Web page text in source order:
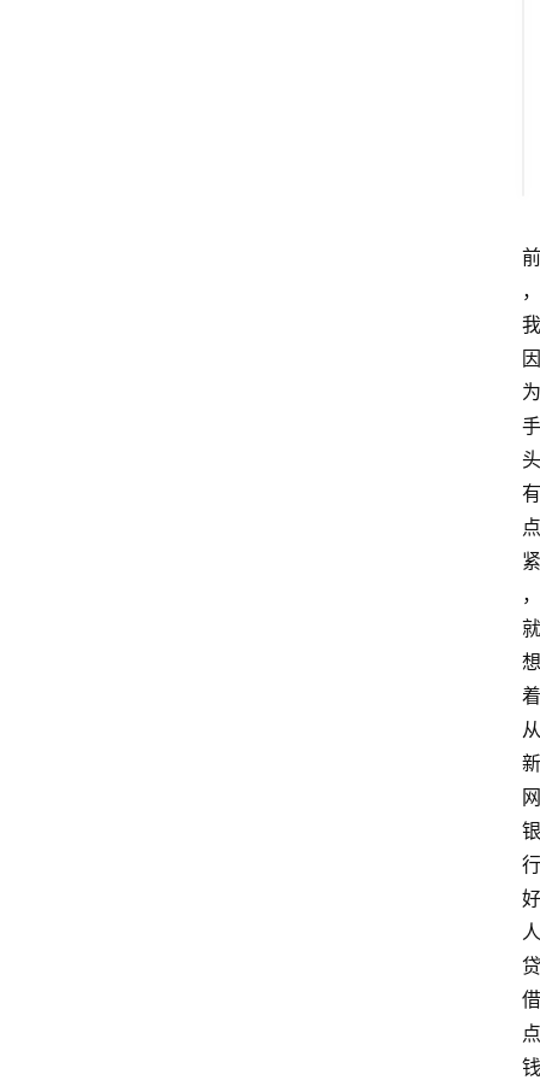
前
，
我
因
为
手
头
有
点
紧
，
就
想
着
从
新
网
银
行
好
人
贷
借
点
钱